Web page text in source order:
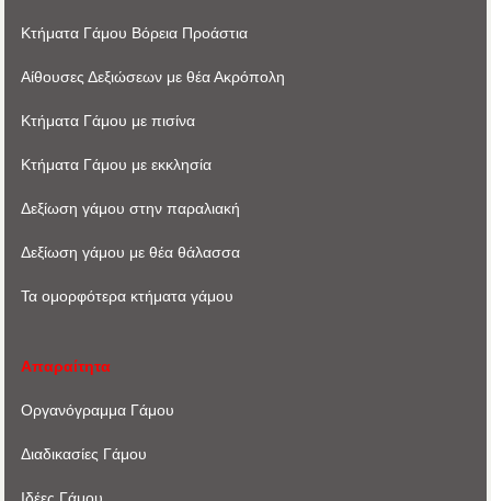
Κτήματα Γάμου Βόρεια Προάστια
Αίθουσες Δεξιώσεων με θέα Ακρόπoλη
Κτήματα Γάμου με πισίνα
Κτήματα Γάμου με εκκλησία
Δεξίωση γάμου στην παραλιακή
Δεξίωση γάμου με θέα θάλασσα
Τα ομορφότερα κτήματα γάμου
Απαραίτητα
Οργανόγραμμα Γάμου
Διαδικασίες Γάμου